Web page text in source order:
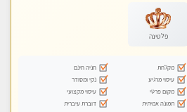
פלטינה
מקלחת
חניה חינם
עיסוי מרגיע
נקי ומסודר
מקום פרטי
עיסוי מקצועי
תמונה אמיתית
דוברת עיברית